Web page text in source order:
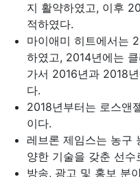
지 활약하였고, 이후
적하였다.
마이애미 히트에서는
하였고, 2014년에는
가서 2016년과 2018
다.
2018년부터는 로스앤
이다.
레브론 제임스는 농구
양한 기술을 갖춘 선수
방송, 광고 및 홍보 분